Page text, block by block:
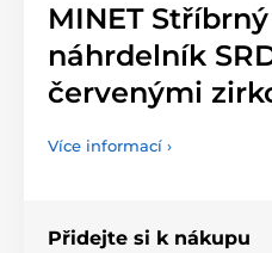
MINET
náhrdelník
červenými
Více informací ›
Přidejte si k nákupu